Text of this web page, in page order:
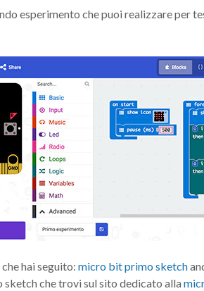
esperimento che puoi realizzare per
hai seguito: micro bit primo sketch
che trovi sul sito dedicato alla